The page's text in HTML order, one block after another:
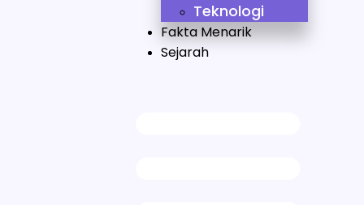
Teknologi
Fakta Menarik
Sejarah